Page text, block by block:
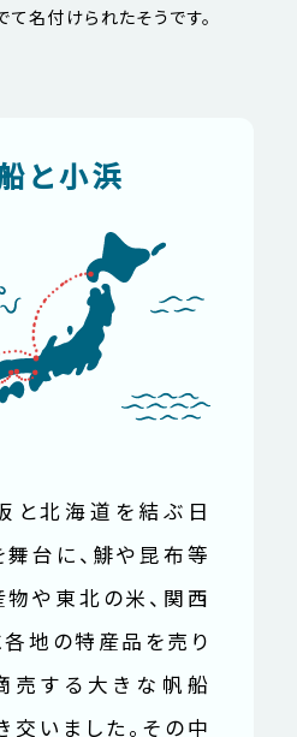
名付けられたそうです。
と小浜
と北海道を結ぶ日
台に、鯡や昆布等
や東北の米、関西
地の特産品を売り
売する大きな帆船
交いました。その中